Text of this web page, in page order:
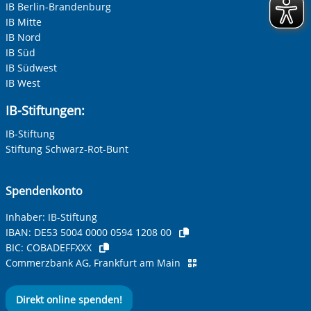
Soziale Lerngruppe Schule Osterbrook • Hamburg-Hamm
Integrative Lerngruppe in der Schule auf der Veddel •
Hamburg-Mitte
Unterstützungsfonds • Hamburg-Nord
Unterstützungsfonds • Hamburg-Mitte
VEDDEL.KOMM! Sozial- und Familienberatung • Hamburg-
IB Berlin-Brandenburg
IB Mitte
IB Nord
IB Süd
IB Südwest
IB West
IB-Stiftungen:
IB-Stiftung
Stiftung Schwarz-Rot-Bunt
Spendenkonto
Inhaber: IB-Stiftung
IBAN: DE53 5004 0000 0594 1208 00
BIC: COBADEFFXXX
Commerzbank AG, Frankfurt am Main
Direkt online spenden!